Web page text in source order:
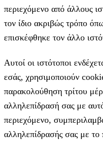
περιεχόμενο από άλλους
τον ίδιο ακριβώς τρόπο
επισκέφθηκε τον άλλο
Αυτοί οι ιστότοποι
εσάς, χρησιμοποιούν
παρακολούθηση τρίτου
αλληλεπίδρασή σας με
περιεχόμενο,
αλληλεπίδρασής σας με το